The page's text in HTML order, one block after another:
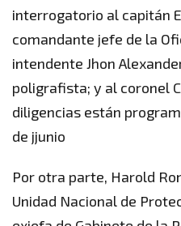
interrogatorio al capitán
comandante jefe de la
intendente Jhon
poligrafista; y al coronel
diligencias están
de jjunio
Por otra parte, Harold
Unidad Nacional de